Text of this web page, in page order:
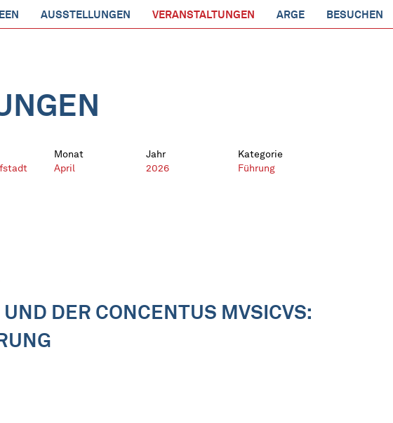
AUSSTELLUNGEN VERANSTALTUNGEN ARGE BESUCHEN
Monat
April
Jahr
2026
Kategorie
Führung
DER CONCENTUS MVSICVS: